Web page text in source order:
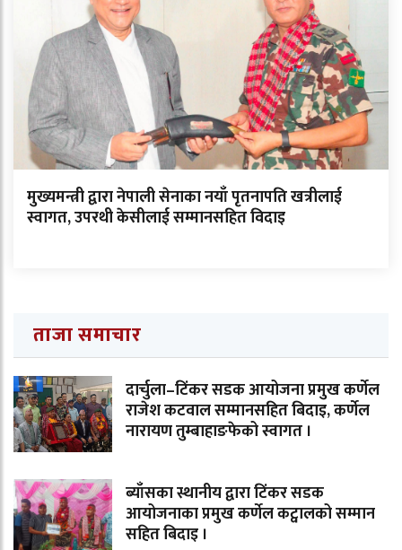
मुख्यमन्त्री द्वारा नेपाली सेनाका नयाँ पृतनापति खत्रीलाई
स्वागत, उपरथी केसीलाई सम्मानसहित विदाइ
ताजा समाचार
दार्चुला–टिंकर सडक आयोजना प्रमुख कर्णेल
राजेश कटवाल सम्मानसहित बिदाइ, कर्णेल
नारायण तुम्बाहाङफेको स्वागत ।
ब्याँसका स्थानीय द्वारा टिंकर सडक
आयोजनाका प्रमुख कर्णेल कट्वालको सम्मान
सहित बिदाइ ।